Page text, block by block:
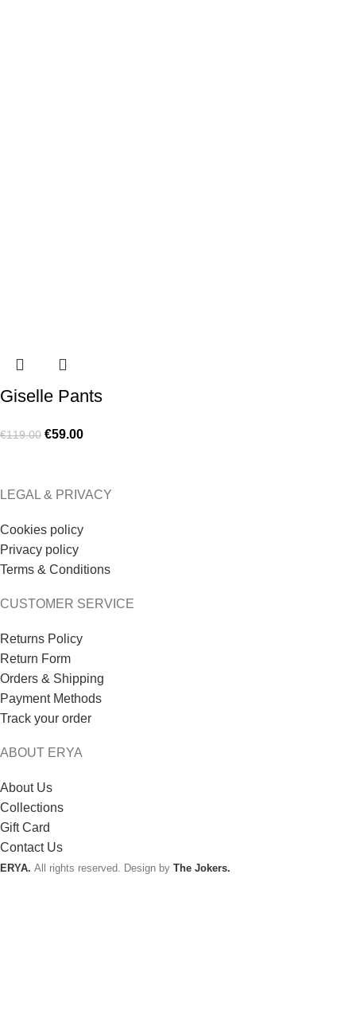
Giselle Pants
€119.00 €59.00
LEGAL & PRIVACY
Cookies policy
Privacy policy
Terms & Conditions
CUSTOMER SERVICE
Returns Policy
Return Form
Orders & Shipping
Payment Methods
Track your order
ABOUT ERYA
About Us
Collections
Gift Card
Contact Us
ERYA. All rights reserved. Design by The Jokers.